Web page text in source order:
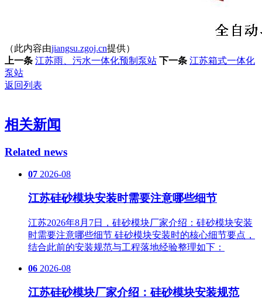
（此内容由jiangsu.zgoj.cn提供）
上一条 江苏雨、污水一体化预制泵站 下一条 江苏箱式一体化
泵站
返回列表
相关新闻
Related news
07 2026-08
江苏硅砂模块安装时需要注意哪些细节
江苏2026年8月7日，硅砂模块厂家介绍：硅砂模块安装
时需要注意哪些细节 硅砂模块安装时的核心细节要点，
结合此前的安装规范与工程落地经验整理如下：
06 2026-08
江苏硅砂模块厂家介绍：硅砂模块安装规范